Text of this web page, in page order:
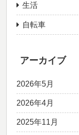
生活
自転車
アーカイブ
2026年5月
2026年4月
2025年11月